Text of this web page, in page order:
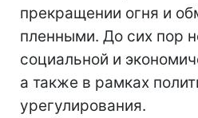
прекращении огня и
пленными. До сих пор
социальной и
а также в рамках
урегулирования.